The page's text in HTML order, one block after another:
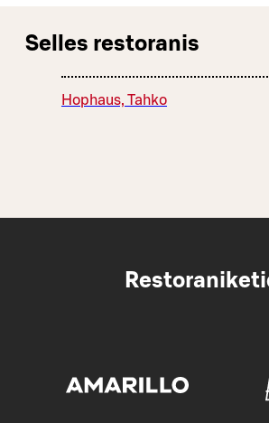
Selles restoranis
Hophaus, Tahko